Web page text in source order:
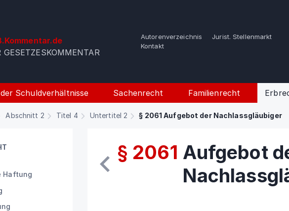
GESETZESKOMMENTAR
Autorenverzeichnis
Jurist. Stellenmarkt
Kontakt
Schuldverhältnisse Sachenrecht Familienrecht
Abschnitt 2 Titel 4 Untertitel 2 § 2061 Aufgebot der Nachlassgläubiger
Haftung
§ 2061 Aufgebot